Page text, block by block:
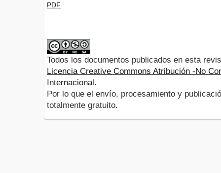
PDF
Todos los documentos publicados en esta
Licencia Creative Commons Atribución -No
Internacional.
Por lo que el envío, procesamiento y
totalmente gratuito.